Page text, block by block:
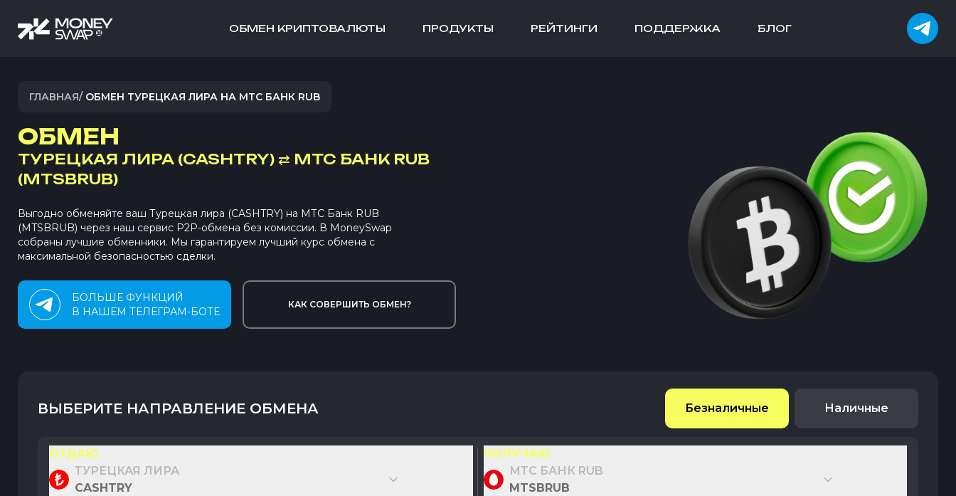
ОБМЕН КРИПТОВАЛЮТЫ ПРОДУКТЫ РЕЙТИНГИ ПОДДЕРЖКА БЛОГ
ГЛАВНАЯ/ ОБМЕН ТУРЕЦКАЯ ЛИРА НА МТС БАНК RUB
ОБМЕН
ТУРЕЦКАЯ ЛИРА (CASHTRY) ⇄ МТС БАНК RUB
(MTSBRUB)
Выгодно обменяйте ваш Турецкая лира (CASHTRY) на МТС Банк RUB
(MTSBRUB) через наш сервис P2P-обмена без комиссии. В MoneySwap
собраны лучшие обменники. Мы гарантируем лучший курс обмена с
максимальной безопасностью сделки.
БОЛЬШЕ ФУНКЦИЙ
В НАШЕМ ТЕЛЕГРАМ-БОТЕ
КАК СОВЕРШИТЬ ОБМЕН?
ВЫБЕРИТЕ НАПРАВЛЕНИЕ ОБМЕНА Безналичные Наличные
ОТДАЮ
ТУРЕЦКАЯ ЛИРА
CASHTRY
ПОЛУЧАЮ
МТС БАНК RUB
MTSBRUB